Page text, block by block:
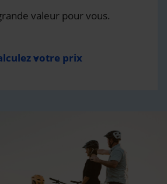
valeur pour vous.
votre prix